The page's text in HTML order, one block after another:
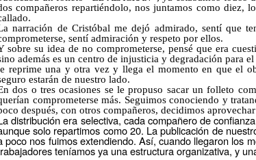
compañeros repartiéndolo, nos juntamos como diez,
narración de Cristóbal me dejó admirado, sentí que
sentí admiración y respeto por ellos.
sobre su idea de no comprometerse, pensé que era
además es un centro de injusticia y degradación para
reprime una y otra vez y llega el momento en que el
estarán de nuestro lado.
dos o tres ocasiones se le propuso sacar un folleto
comprometerse más. Seguimos conociendo y
después, con otros compañeros, decidimos
distribución era selectiva, cada compañero de
solo repartimos como 20. La publicación de
poco nos fuimos extendiendo. Así, cuando llegaron los
teníamos ya una estructura organizativa, y